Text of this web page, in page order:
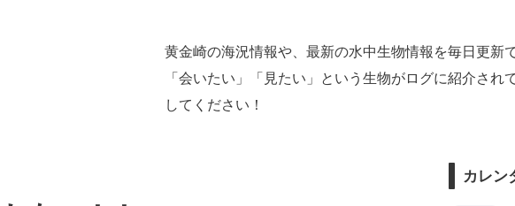
黄金崎の海況情報や、最新の水中生物情報を毎日更新
「会いたい」「見たい」という生物がログに紹介され
してください！
カレン